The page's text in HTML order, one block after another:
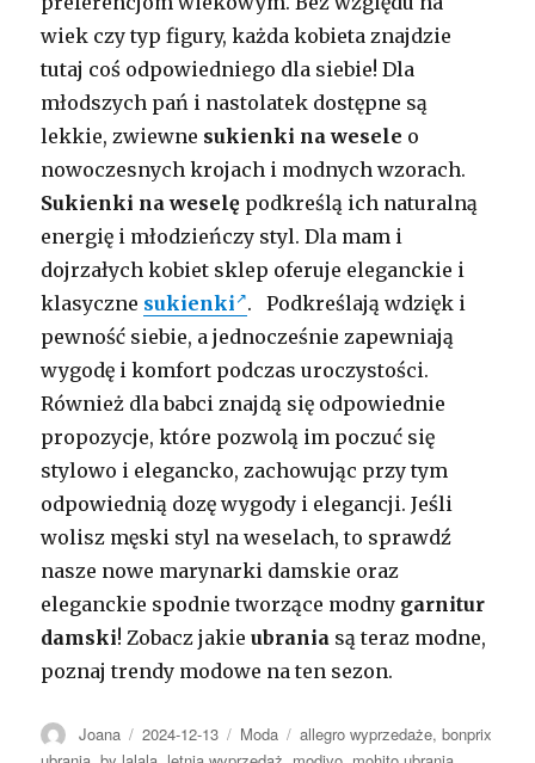
wiek czy typ figury, każda kobieta znajdzie
tutaj coś odpowiedniego dla siebie! Dla
młodszych pań i nastolatek dostępne są
lekkie, zwiewne sukienki na wesele o
nowoczesnych krojach i modnych wzorach.
Sukienki na weselę podkreślą ich naturalną
energię i młodzieńczy styl. Dla mam i
dojrzałych kobiet sklep oferuje eleganckie i
klasyczne sukienki .
Podkreślają wdzięk i
pewność siebie, a jednocześnie zapewniają
wygodę i komfort podczas uroczystości.
Również dla babci znajdą się odpowiednie
propozycje, które pozwolą im poczuć się
stylowo i elegancko, zachowując przy tym
odpowiednią dozę wygody i elegancji. Jeśli
wolisz męski styl na weselach, to sprawdź
nasze nowe marynarki damskie oraz
eleganckie spodnie tworzące modny garnitur
damski! Zobacz jakieubrania są teraz modne,
poznaj trendy modowe na ten sezon.
Autor
Joana Opublikowano
2024-12-13 Kategorie
Moda Tagi
allegro wyprzedaże,bonprix